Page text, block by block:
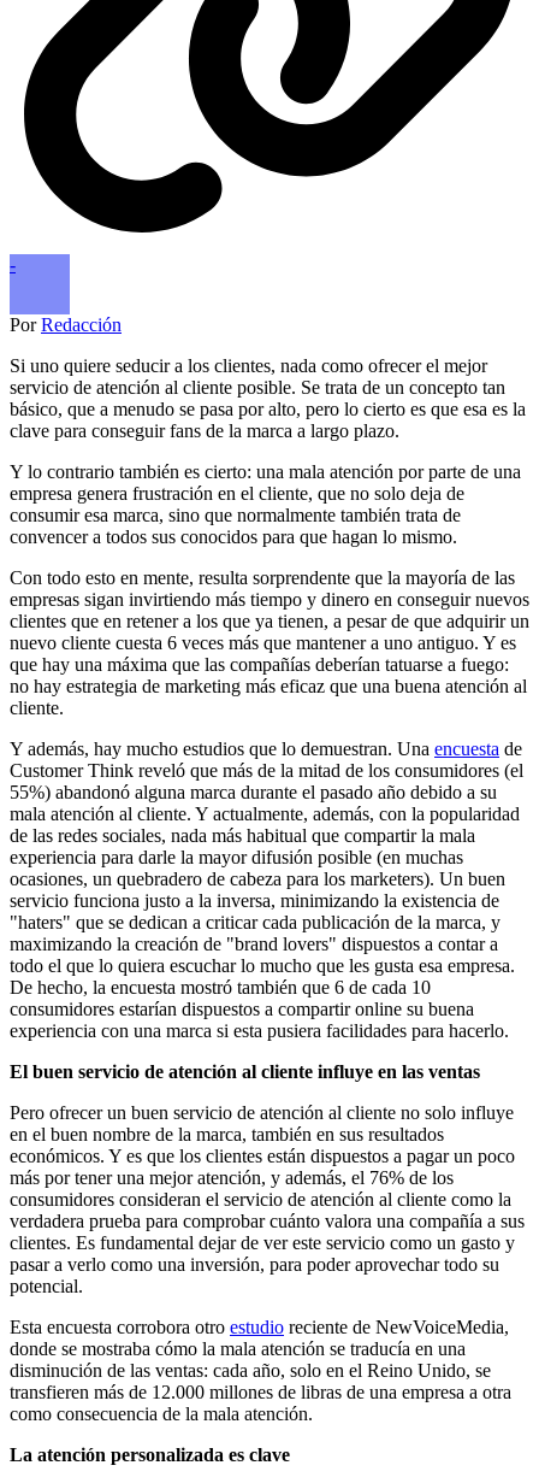
-
PorRedacción
Si uno quiere seducir a los clientes, nada como ofrecer el mejor
servicio de atención al cliente posible. Se trata de un concepto tan
básico, que a menudo se pasa por alto, pero lo cierto es que esa es la
clave para conseguir fans de la marca a largo plazo.
Y lo contrario también es cierto: una mala atención por parte de una
empresa genera frustración en el cliente, que no solo deja de
consumir esa marca, sino que normalmente también trata de
convencer a todos sus conocidos para que hagan lo mismo.
Con todo esto en mente, resulta sorprendente que la mayoría de las
empresas sigan invirtiendo más tiempo y dinero en conseguir nuevos
clientes que en retener a los que ya tienen, a pesar de que adquirir un
nuevo cliente cuesta 6 veces más que mantener a uno antiguo. Y es
que hay una máxima que las compañías deberían tatuarse a fuego:
no hay estrategia de marketing más eficaz que una buena atención al
cliente.
Y además, hay mucho estudios que lo demuestran. Una encuesta de
Customer Think reveló que más de la mitad de los consumidores (el
55%) abandonó alguna marca durante el pasado año debido a su
mala atención al cliente. Y actualmente, además, con la popularidad
de las redes sociales, nada más habitual que compartir la mala
experiencia para darle la mayor difusión posible (en muchas
ocasiones, un quebradero de cabeza para los marketers). Un buen
servicio funciona justo a la inversa, minimizando la existencia de
"haters" que se dedican a criticar cada publicación de la marca, y
maximizando la creación de "brand lovers" dispuestos a contar a
todo el que lo quiera escuchar lo mucho que les gusta esa empresa.
De hecho, la encuesta mostró también que 6 de cada 10
consumidores estarían dispuestos a compartir online su buena
experiencia con una marca si esta pusiera facilidades para hacerlo.
El buen servicio de atención al cliente influye en las ventas
Pero ofrecer un buen servicio de atención al cliente no solo influye
en el buen nombre de la marca, también en sus resultados
económicos. Y es que los clientes están dispuestos a pagar un poco
más por tener una mejor atención, y además, el 76% de los
consumidores consideran el servicio de atención al cliente como la
verdadera prueba para comprobar cuánto valora una compañía a sus
clientes. Es fundamental dejar de ver este servicio como un gasto y
pasar a verlo como una inversión, para poder aprovechar todo su
potencial.
Esta encuesta corrobora otro estudio reciente de NewVoiceMedia,
donde se mostraba cómo la mala atención se traducía en una
disminución de las ventas: cada año, solo en el Reino Unido, se
transfieren más de 12.000 millones de libras de una empresa a otra
como consecuencia de la mala atención.
La atención personalizada es clave